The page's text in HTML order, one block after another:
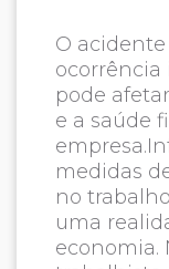
O
ocorrência
pode
e a saúde
medidas
no
uma
economia.